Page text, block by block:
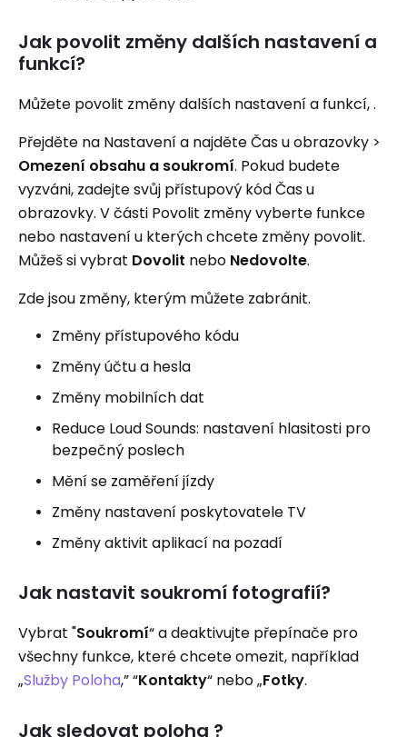
Jak povolit změny dalších nastavení a
funkcí?
Můžete povolit změny dalších nastavení a funkcí, .
Přejděte na Nastavení a najděte Čas u obrazovky >
Omezení obsahu a soukromí. Pokud budete
vyzváni, zadejte svůj přístupový kód Čas u
obrazovky. V části Povolit změny vyberte funkce
nebo nastavení u kterých chcete změny povolit.
Můžeš si vybrat Dovolit nebo Nedovolte.
Zde jsou změny, kterým můžete zabránit.
Změny přístupového kódu
Změny účtu a hesla
Změny mobilních dat
Reduce Loud Sounds: nastavení hlasitosti pro
bezpečný poslech
Mění se zaměření jízdy
Změny nastavení poskytovatele TV
Změny aktivit aplikací na pozadí
Jak nastavit soukromí fotografií?
Vybrat "Soukromí“ a deaktivujte přepínače pro
všechny funkce, které chcete omezit, například
„Služby Poloha,” “Kontakty“ nebo „Fotky.
Jak sledovat poloha ?